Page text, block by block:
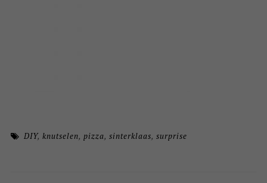
DIY,knutselen,pizza,sinterklaas,surprise